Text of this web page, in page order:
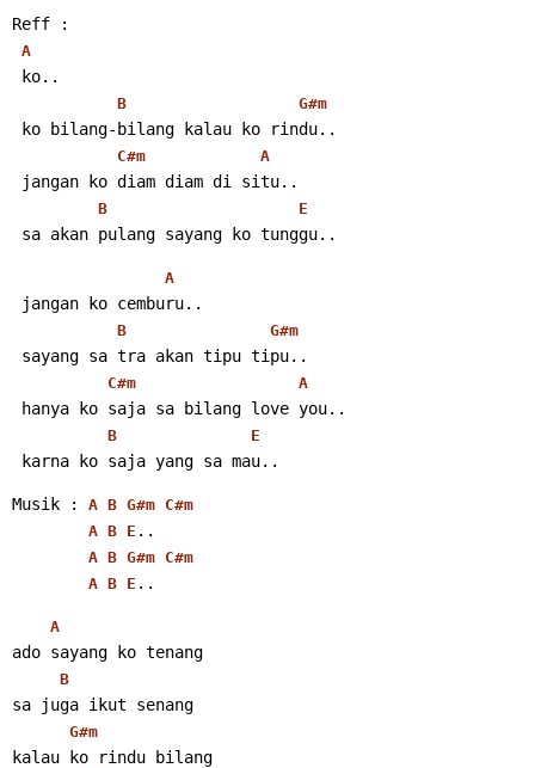
Reff :
A
ko..
B G#m
ko bilang-bilang kalau ko rindu..
C#m A
jangan ko diam diam di situ..
B E
sa akan pulang sayang ko tunggu..
A
jangan ko cemburu..
B G#m
sayang sa tra akan tipu tipu..
C#m A
hanya ko saja sa bilang love you..
B E
karna ko saja yang sa mau..
Musik : A B G#m C#m
A B E ..
A B G#m C#m
A B E ..
A
ado sayang ko tenang
B
sa juga ikut senang
G#m
kalau ko rindu bilang